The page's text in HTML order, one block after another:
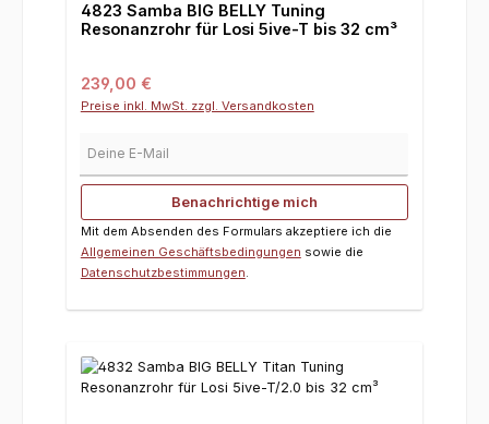
4823 Samba BIG BELLY Tuning
Resonanzrohr für Losi 5ive-T bis 32 cm³
Regulärer Preis:
239,00 €
Preise inkl. MwSt. zzgl. Versandkosten
Benachrichtige mich
Mit dem Absenden des Formulars akzeptiere ich die
Allgemeinen Geschäftsbedingungen sowie die
Datenschutzbestimmungen